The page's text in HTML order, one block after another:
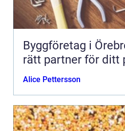
Byggföretag i
rätt partner för ditt
Alice Pettersson